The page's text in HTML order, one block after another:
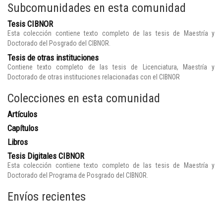
Subcomunidades en esta comunidad
Tesis CIBNOR
Esta colección contiene texto completo de las tesis de Maestría y
Doctorado del Posgrado del CIBNOR.
Tesis de otras instituciones
Contiene texto completo de las tesis de Licenciatura, Maestría y
Doctorado de otras instituciones relacionadas con el CIBNOR
Colecciones en esta comunidad
Artículos
Capítulos
Libros
Tesis Digitales CIBNOR
Esta colección contiene texto completo de las tesis de Maestría y
Doctorado del Programa de Posgrado del CIBNOR.
Envíos recientes